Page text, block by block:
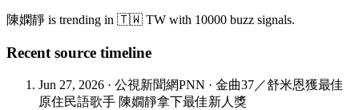
陳嫻靜 is trending in 🇹🇼 TW with 10000 buzz signals.
Recent source timeline
Jun 27, 2026 · 公視新聞網PNN · 金曲37／舒米恩獲最佳
原住民語歌手 陳嫺靜拿下最佳新人獎